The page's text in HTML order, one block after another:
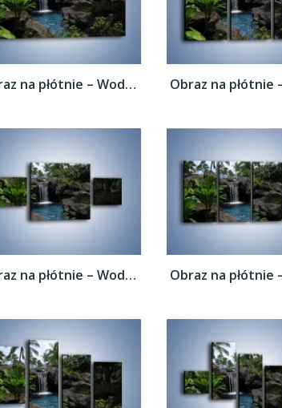
Obraz na płótnie – Wodospad wśród palm –...
Obraz na płótnie – Wodospad wśród palm –...